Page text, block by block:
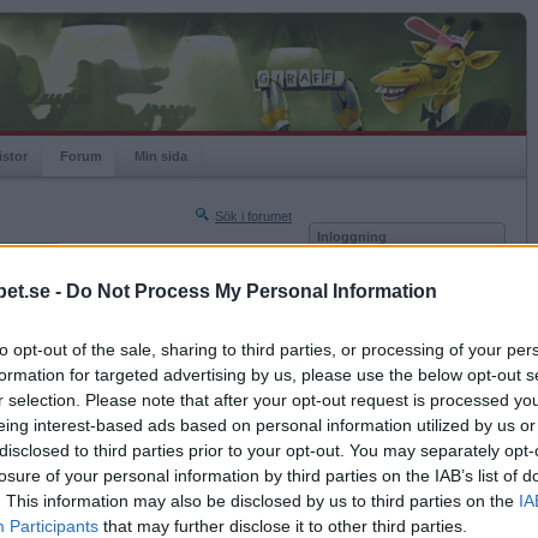
- Do Not Process My Personal Information
opt-out of the sale, sharing to third parties, or processing of your
for targeted advertising by us, please use the below opt-out
selection. Please note that after your opt-out request is processed
interest-based ads based on personal information utilized by us
to third parties prior to your opt-out. You may separately
of your personal information by third parties on the IAB’s list of
This information may also be disclosed by us to third parties on the
Participants that may further disclose it to other third parties.
Forum Min sida
Sök i forumet
Nästa sida »
2016-08-13 12:46
Inloggning
Kom ihåg mig
Glömt ditt lösenord?
Få ny aktiveringslänk
Betapet är gratis!